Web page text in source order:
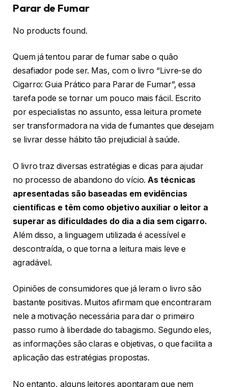
Parar de Fumar
No products found.
Quem já tentou parar de fumar sabe o quão
desafiador pode ser. Mas, com o livro “Livre-se do
Cigarro: Guia Prático para Parar de Fumar”, essa
tarefa pode se tornar um pouco mais fácil. Escrito
por especialistas no assunto, essa leitura promete
ser transformadora na vida de fumantes que desejam
se livrar desse hábito tão prejudicial à saúde.
O livro traz diversas estratégias e dicas para ajudar
no processo de abandono do vício.As técnicas
apresentadas são baseadas em evidências
científicas e têm como objetivo auxiliar o leitor a
superar as dificuldades do dia a dia sem cigarro.
Além disso, a linguagem utilizada é acessível e
descontraída, o que torna a leitura mais leve e
agradável.
Opiniões de consumidores que já leram o livro são
bastante positivas. Muitos afirmam que encontraram
nele a motivação necessária para dar o primeiro
passo rumo à liberdade do tabagismo. Segundo eles,
as informações são claras e objetivas, o que facilita a
aplicação das estratégias propostas.
No entanto, alguns leitores apontaram que nem